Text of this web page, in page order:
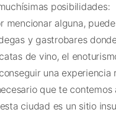
posibilidades:
mencionar alguna,
y gastrobares
de vino, el
una experiencia
que te contemos
ciudad es un sitio